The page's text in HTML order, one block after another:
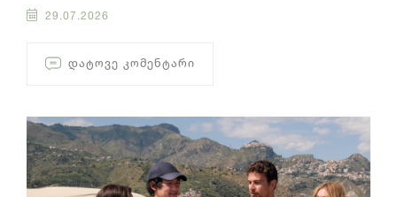
29.07.2026
ᲓᲐᲢᲝᲕᲔ ᲙᲝᲛᲔᲜᲢᲐᲠᲘ